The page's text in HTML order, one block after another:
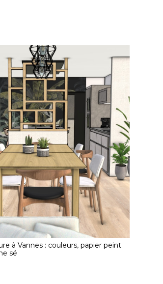
à Vannes : couleurs, papier peint
sé